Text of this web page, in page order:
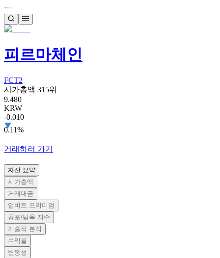
피르마체인
FCT2
시가총액 315위
9.480
KRW
-0.010
0.11%
거래하러 가기
자산 요약
시가총액
거래대금
업비트 프리미엄
공포/탐욕 지수
기술적 분석
수익률
변동성